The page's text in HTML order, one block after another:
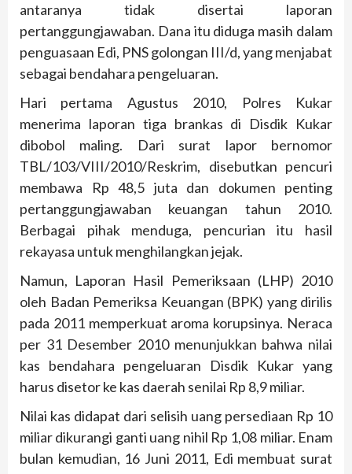
antaranya tidak disertai laporan
pertanggungjawaban. Dana itu diduga masih dalam
penguasaan Edi, PNS golongan III/d, yang menjabat
sebagai bendahara pengeluaran.
Hari pertama Agustus 2010, Polres Kukar
menerima laporan tiga brankas di Disdik Kukar
dibobol maling. Dari surat lapor bernomor
TBL/103/VIII/2010/Reskrim, disebutkan pencuri
membawa Rp 48,5 juta dan dokumen penting
pertanggungjawaban keuangan tahun 2010.
Berbagai pihak menduga, pencurian itu hasil
rekayasa untuk menghilangkan jejak.
Namun, Laporan Hasil Pemeriksaan (LHP) 2010
oleh Badan Pemeriksa Keuangan (BPK) yang dirilis
pada 2011 memperkuat aroma korupsinya. Neraca
per 31 Desember 2010 menunjukkan bahwa nilai
kas bendahara pengeluaran Disdik Kukar yang
harus disetor ke kas daerah senilai Rp 8,9 miliar.
Nilai kas didapat dari selisih uang persediaan Rp 10
miliar dikurangi ganti uang nihil Rp 1,08 miliar. Enam
bulan kemudian, 16 Juni 2011, Edi membuat surat